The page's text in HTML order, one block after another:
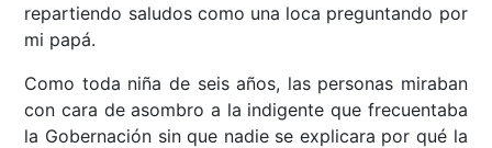
repartiendo saludos como una loca preguntando por
mi papá.
Como toda niña de seis años, las personas miraban
con cara de asombro a la indigente que frecuentaba
la Gobernación sin que nadie se explicara por qué la